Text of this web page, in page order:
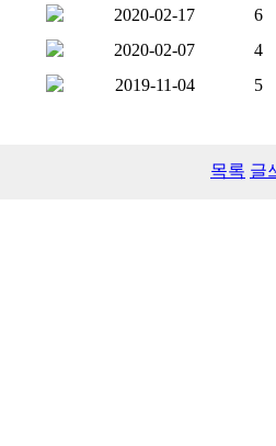
2020-02-17
6
2020-02-07
4
2019-11-04
5
목록 글